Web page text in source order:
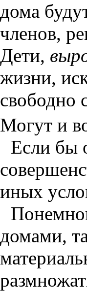
дома
членов,
Дети,
жизни,
свободно
Могут и
Если бы
иных
домами,